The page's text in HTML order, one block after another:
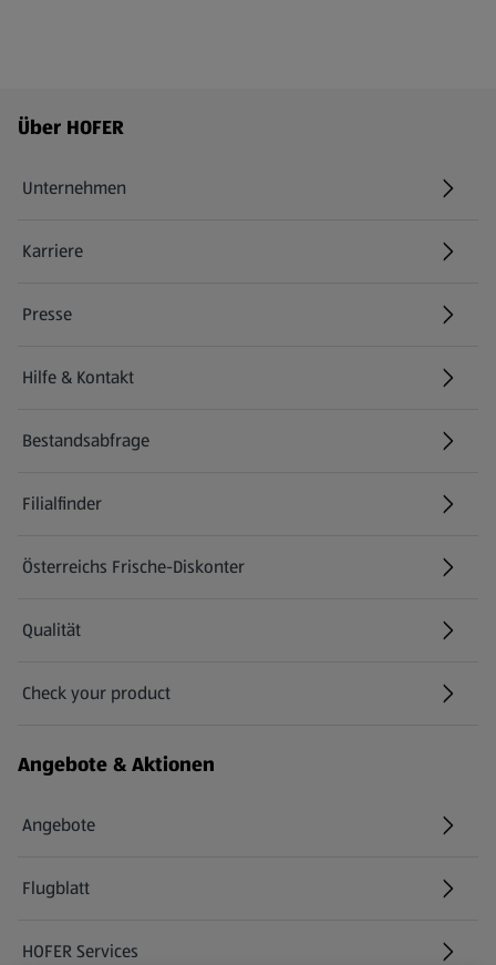
Fußzeilenmenü - weitere Links
Über HOFER
Unternehmen
Karriere
(öffnet in einem neuen Tab)
Presse
Hilfe & Kontakt
(öffnet in einem neuen Tab)
Bestandsabfrage
(öffnet in einem neuen Tab)
Filialfinder
Österreichs Frische-Diskonter
Qualität
Check your product
(öffnet in einem neuen Tab)
Angebote & Aktionen
Angebote
Flugblatt
HOFER Services